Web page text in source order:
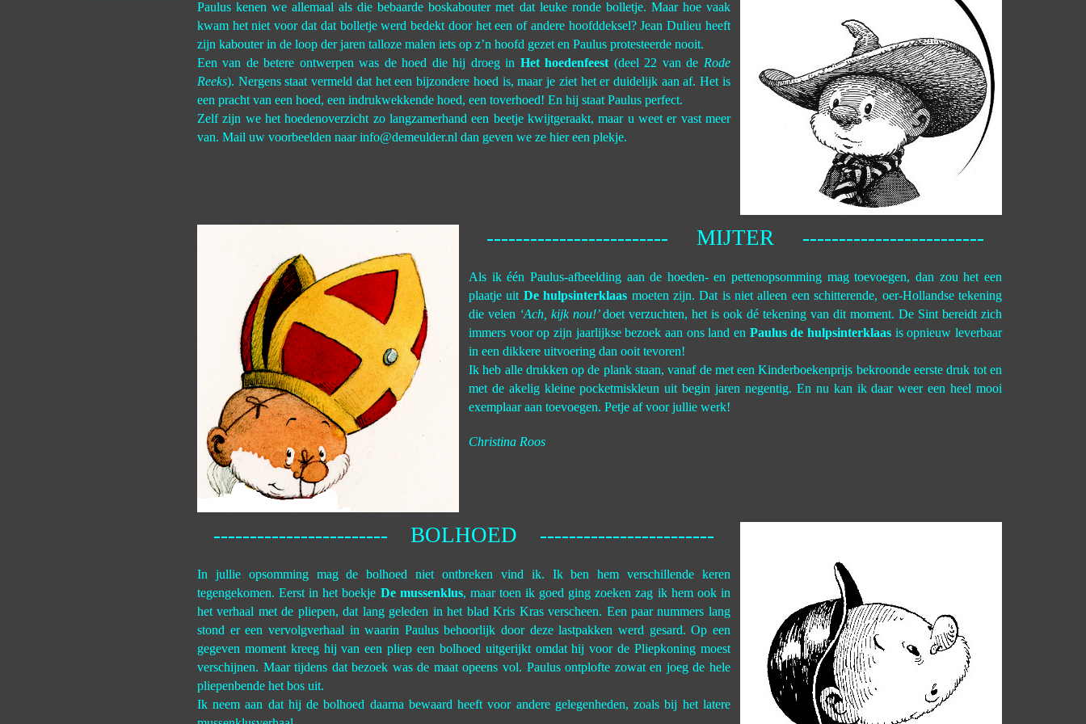
Paulus kenen we allemaal als die bebaarde boskabouter met dat leuke ronde bolletje. Maar hoe vaak
kwam het niet voor dat dat bolletje werd bedekt door het een of andere hoofddeksel? Jean Dulieu heeft
zijn kabouter in de loop der jaren talloze malen iets op z’n hoofd gezet en Paulus protesteerde nooit.
Een van de betere ontwerpen was de hoed die hij droeg in Het hoedenfeest (deel 22 van de Rode
Reeks). Nergens staat vermeld dat het een bijzondere hoed is, maar je ziet het er duidelijk aan af. Het is
een pracht van een hoed, een indrukwekkende hoed, een toverhoed! En hij staat Paulus perfect.
Zelf zijn we het hoedenoverzicht zo langzamerhand een beetje kwijtgeraakt, maar u weet er vast meer
van. Mail uw voorbeelden naar info@demeulder.nl dan geven we ze hier een plekje.
------------------------- MIJTER -------------------------
Als ik één Paulus-afbeelding aan de hoeden- en pettenopsomming mag toevoegen, dan zou het een
plaatje uit De hulpsinterklaas moeten zijn. Dat is niet alleen een schitterende, oer-Hollandse tekening
die velen ‘Ach, kijk nou!’doet verzuchten, het is ook dé tekening van dit moment. De Sint bereidt zich
immers voor op zijn jaarlijkse bezoek aan ons land en Paulus de hulpsinterklaasis opnieuw leverbaar
in een dikkere uitvoering dan ooit tevoren!
Ik heb alle drukken op de plank staan, vanaf de met een Kinderboekenprijs bekroonde eerste druk tot en
met de akelig kleine pocketmiskleun uit begin jaren negentig. En nu kan ik daar weer een heel mooi
exemplaar aan toevoegen. Petje af voor jullie werk!
Christina Roos
------------------------ BOLHOED ------------------------
In jullie opsomming mag de bolhoed niet ontbreken vind ik. Ik ben hem verschillende keren
tegengekomen. Eerst in het boekje De mussenklus, maar toen ik goed ging zoeken zag ik hem ook in
het verhaal met de pliepen, dat lang geleden in het blad Kris Kras verscheen. Een paar nummers lang
stond er een vervolgverhaal in waarin Paulus behoorlijk door deze lastpakken werd gesard. Op een
gegeven moment kreeg hij van een pliep een bolhoed uitgerijkt omdat hij voor de Pliepkoning moest
verschijnen. Maar tijdens dat bezoek was de maat opeens vol. Paulus ontplofte zowat en joeg de hele
pliepenbende het bos uit.
Ik neem aan dat hij de bolhoed daarna bewaard heeft voor andere gelegenheden, zoals bij het latere